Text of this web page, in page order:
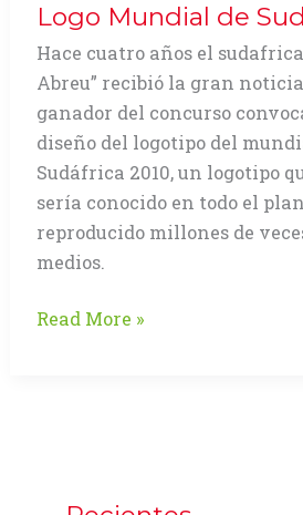
Logo Mundial de
Hace cuatro años el
Abreu” recibió la gran
ganador del concurso
diseño del logotipo del
Sudáfrica 2010, un logotipo
sería conocido en todo el
reproducido millones de
medios.
Logo
Read More »